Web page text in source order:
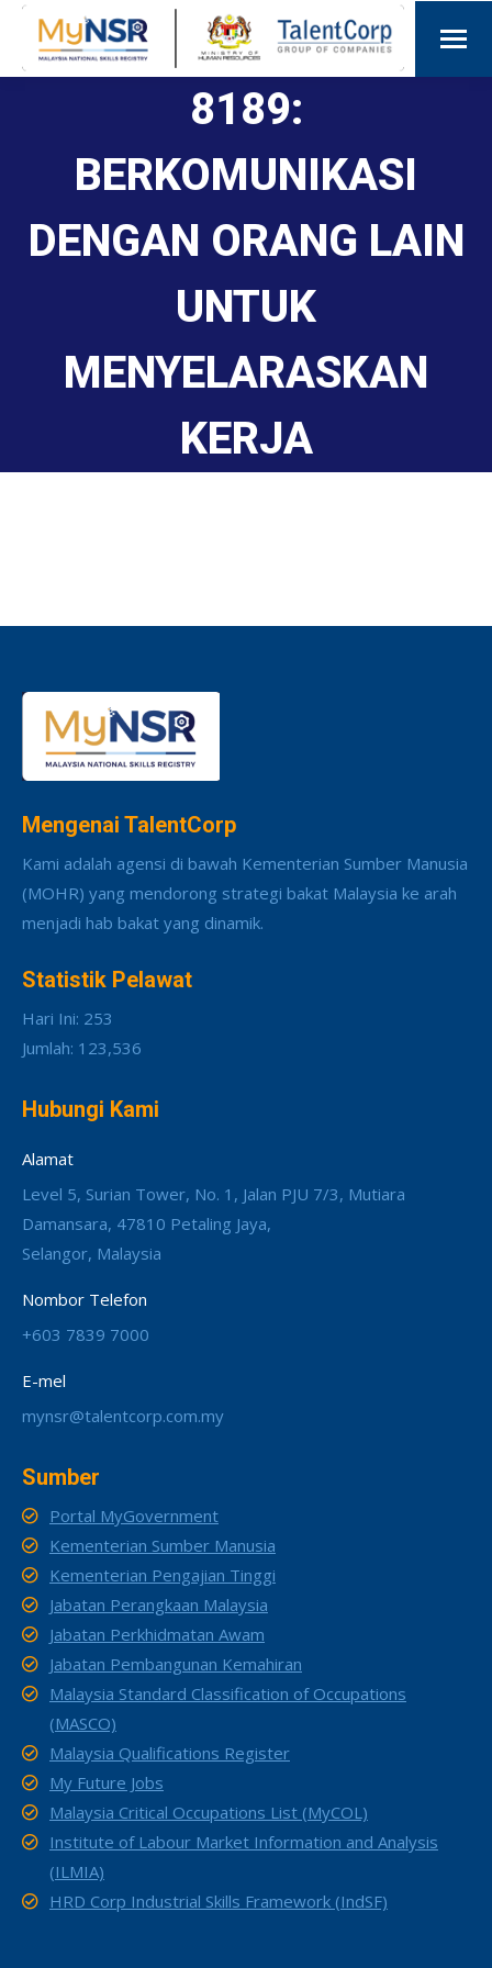
8189:
BERKOMUNIKASI
DENGAN ORANG LAIN
UNTUK
MENYELARASKAN
KERJA
Mengenai TalentCorp
Kami adalah agensi di bawah Kementerian Sumber Manusia
(MOHR) yang mendorong strategi bakat Malaysia ke arah
menjadi hab bakat yang dinamik.
Statistik Pelawat
Hari Ini: 253
Jumlah: 123,536
Hubungi Kami
Alamat
Level 5, Surian Tower, No. 1, Jalan PJU 7/3, Mutiara
Damansara, 47810 Petaling Jaya,
Selangor, Malaysia
Nombor Telefon
+603 7839 7000
E-mel
mynsr@talentcorp.com.my
Sumber
Portal MyGovernment
Kementerian Sumber Manusia
Kementerian Pengajian Tinggi
Jabatan Perangkaan Malaysia
Jabatan Perkhidmatan Awam
Jabatan Pembangunan Kemahiran
Malaysia Standard Classification of Occupations
(MASCO)
Malaysia Qualifications Register
My Future Jobs
Malaysia Critical Occupations List (MyCOL)
Institute of Labour Market Information and Analysis
(ILMIA)
HRD Corp Industrial Skills Framework (IndSF)